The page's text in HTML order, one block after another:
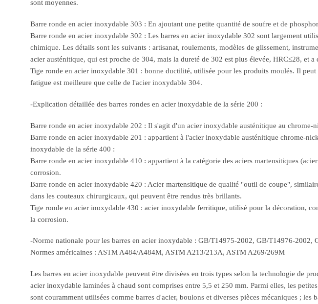
sont moyennes.
Barre ronde en acier inoxydable 303 : En ajoutant une petite quantité de soufre et de
Barre ronde en acier inoxydable 302 : Les barres en acier inoxydable 302 sont largement
chimique. Les détails sont les suivants : artisanat, roulements, modèles de glissement,
acier austénitique, qui est proche de 304, mais la dureté de 302 est plus élevée, HRC≤28, et
Tige ronde en acier inoxydable 301 : bonne ductilité, utilisée pour les produits moulés. Il
fatigue est meilleure que celle de l'acier inoxydable 304.
-Explication détaillée des barres rondes en acier inoxydable de la série 200 :
Barre ronde en acier inoxydable 202 : Il s'agit d'un acier inoxydable austénitique au
Barre ronde en acier inoxydable 201 : appartient à l'acier inoxydable austénitique chrome-
inoxydable de la série 400 :
Barre ronde en acier inoxydable 410 : appartient à la catégorie des aciers martensitiques
corrosion.
Barre ronde en acier inoxydable 420 : Acier martensitique de qualité "outil de coupe",
dans les couteaux chirurgicaux, qui peuvent être rendus très brillants.
Tige ronde en acier inoxydable 430 : acier inoxydable ferritique, utilisé pour la décoration,
la corrosion.
-Norme nationale pour les barres en acier inoxydable : GB/T14975-2002, GB/T14976-2002,
Normes américaines : ASTM A484/A484M, ASTM A213/213A, ASTM A269/269M
Les barres en acier inoxydable peuvent être divisées en trois types selon la technologie de
acier inoxydable laminées à chaud sont comprises entre 5,5 et 250 mm. Parmi elles, les
sont couramment utilisées comme barres d'acier, boulons et diverses pièces mécaniques ;